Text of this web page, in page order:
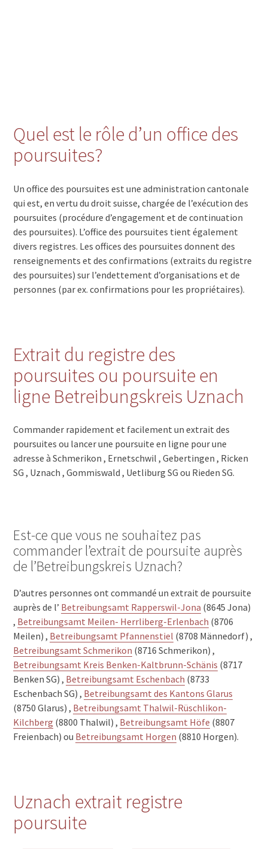
Quel est le rôle d’un office des
poursuites?
Un office des poursuites est une administration cantonale
qui est, en vertu du droit suisse, chargée de l’exécution des
poursuites (procédure d’engagement et de continuation
des poursuites). L’office des poursuites tient également
divers registres. Les offices des poursuites donnent des
renseignements et des confirmations (extraits du registre
des poursuites) sur l’endettement d’organisations et de
personnes (par ex. confirmations pour les propriétaires).
Extrait du registre des
poursuites ou poursuite en
ligne Betreibungskreis Uznach
Commander rapidement et facilement un extrait des
poursuites ou lancer une poursuite en ligne pour une
adresse à Schmerikon , Ernetschwil , Gebertingen , Ricken
SG , Uznach , Gommiswald , Uetliburg SG ou Rieden SG.
Est-ce que vous ne souhaitez pas
commander l’extrait de poursuite auprès
de l’Betreibungskreis Uznach?
D’autres personnes ont commandé un extrait de poursuite
auprès de l’ Betreibungsamt Rapperswil-Jona (8645 Jona)
, Betreibungsamt Meilen- Herrliberg-Erlenbach (8706
Meilen) , Betreibungsamt Pfannenstiel (8708 Männedorf) ,
Betreibungsamt Schmerikon (8716 Schmerikon) ,
Betreibungsamt Kreis Benken-Kaltbrunn-Schänis (8717
Benken SG) , Betreibungsamt Eschenbach (8733
Eschenbach SG) , Betreibungsamt des Kantons Glarus
(8750 Glarus) , Betreibungsamt Thalwil-Rüschlikon-
Kilchberg (8800 Thalwil) , Betreibungsamt Höfe (8807
Freienbach) ou Betreibungsamt Horgen (8810 Horgen).
Uznach extrait registre
poursuite